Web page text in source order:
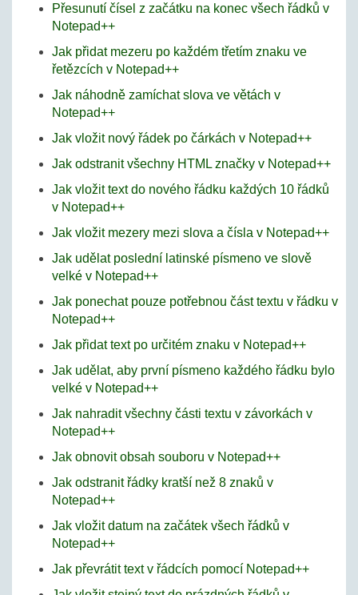
Přesunutí čísel z začátku na konec všech řádků v
Notepad++
Jak přidat mezeru po každém třetím znaku ve
řetězcích v Notepad++
Jak náhodně zamíchat slova ve větách v
Notepad++
Jak vložit nový řádek po čárkách v Notepad++
Jak odstranit všechny HTML značky v Notepad++
Jak vložit text do nového řádku každých 10 řádků
v Notepad++
Jak vložit mezery mezi slova a čísla v Notepad++
Jak udělat poslední latinské písmeno ve slově
velké v Notepad++
Jak ponechat pouze potřebnou část textu v řádku v
Notepad++
Jak přidat text po určitém znaku v Notepad++
Jak udělat, aby první písmeno každého řádku bylo
velké v Notepad++
Jak nahradit všechny části textu v závorkách v
Notepad++
Jak obnovit obsah souboru v Notepad++
Jak odstranit řádky kratší než 8 znaků v
Notepad++
Jak vložit datum na začátek všech řádků v
Notepad++
Jak převrátit text v řádcích pomocí Notepad++